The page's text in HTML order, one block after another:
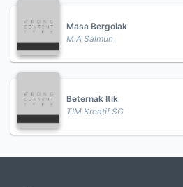
Masa Bergolak
M.A Salmun
Beternak Itik
TIM Kreatif SG